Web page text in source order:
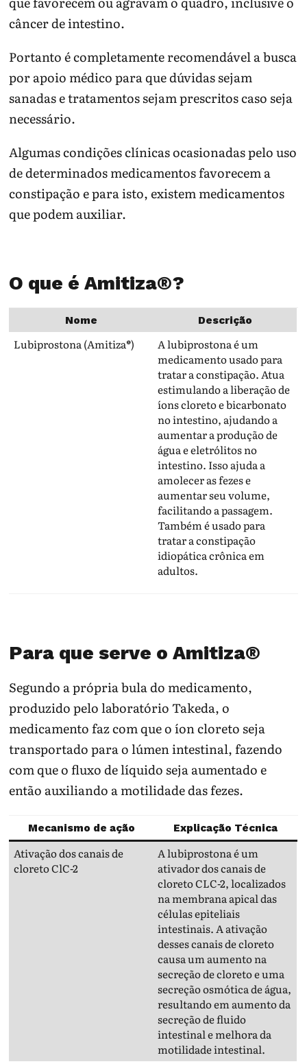
câncer de intestino.
Portanto é completamente recomendável a busca
por apoio médico para que dúvidas sejam
sanadas e tratamentos sejam prescritos caso seja
necessário.
Algumas condições clínicas ocasionadas pelo uso
de determinados medicamentos favorecem a
constipação e para isto, existem medicamentos
que podem auxiliar.
O que é Amitiza®?
Nome Descrição
Lubiprostona (Amitiza®)
A lubiprostona é um
medicamento usado para
tratar a constipação. Atua
estimulando a liberação de
íons cloreto e bicarbonato
no intestino, ajudando a
aumentar a produção de
água e eletrólitos no
intestino. Isso ajuda a
amolecer as fezes e
aumentar seu volume,
facilitando a passagem.
Também é usado para
tratar a constipação
idiopática crônica em
adultos.
Para que serve o Amitiza®
Segundo a própria bula do medicamento,
produzido pelo laboratório Takeda, o
medicamento faz com que o íon cloreto seja
transportado para o lúmen intestinal, fazendo
com que o fluxo de líquido seja aumentado e
então auxiliando a motilidade das fezes.
Mecanismo de ação Explicação Técnica
Ativação dos canais de
cloreto ClC-2
A lubiprostona é um
ativador dos canais de
cloreto CLC-2, localizados
na membrana apical das
células epiteliais
intestinais. A ativação
desses canais de cloreto
causa um aumento na
secreção de cloreto e uma
secreção osmótica de água,
resultando em aumento da
secreção de fluido
intestinal e melhora da
motilidade intestinal.